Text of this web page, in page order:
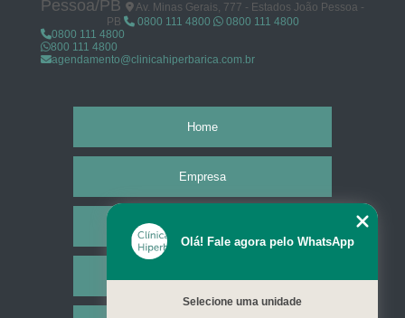
Pessoa/PB
Av. Minas Gerais, 777 - Estados João Pessoa -
PB
0800 111 4800
0800 111 4800
0800 111 4800
800 111 4800
agendamento@clinicahiperbarica.com.br
Home
Empresa
Olá! Fale agora pelo WhatsApp
Selecione uma unidade